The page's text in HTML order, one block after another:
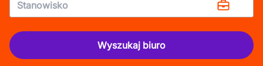
Wyszukaj biuro